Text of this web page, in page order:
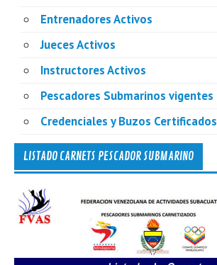
Entrenadores Activos
Jueces Activos
Instructores Activos
Pescadores Submarinos vigentes
Credenciales y Buzos Certificados
LISTADO CARNETS PESCADOR SUBMARINO